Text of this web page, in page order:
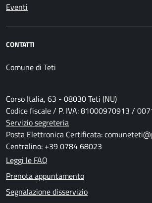
Eventi
CONTATTI
Comune di Teti
Corso Italia, 63 - 08030 Teti (NU)
Codice fiscale / P. IVA: 81000970913 /
Servizio segreteria
Posta Elettronica Certificata:
Centralino: +39 0784 68023
Leggi le FAQ
Prenota appuntamento
Segnalazione disservizio